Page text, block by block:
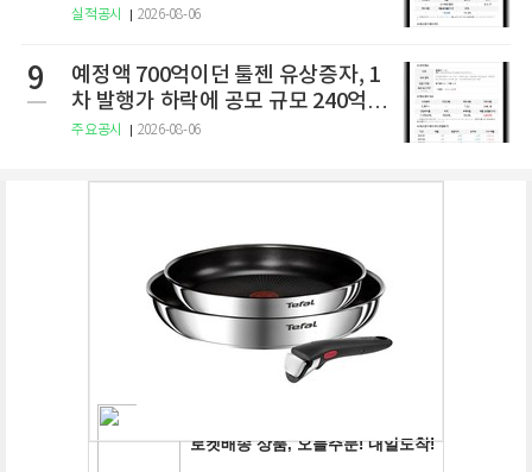
실적공시 2026-08-06
9
예정액 700억이던 툴젠 유상증자, 1
차 발행가 하락에 공모 규모 240억으
로 축소
주요공시 2026-08-06